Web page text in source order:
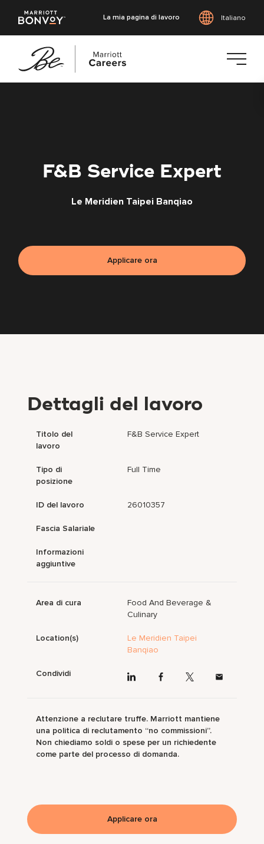
La mia pagina di lavoro Italiano
F&B Service Expert
Le Meridien Taipei Banqiao
Applicare ora
Dettagli del lavoro
Titolo del
lavoro
F&B Service Expert
Tipo di
posizione
Full Time
ID del lavoro 26010357
Fascia Salariale
Informazioni
aggiuntive
Area di cura
Food And Beverage &
Culinary
Location(s)
Le Meridien Taipei
Banqiao
Condividi
Attenzione a reclutare truffe. Marriott mantiene
una politica di reclutamento “no commissioni”.
Non chiediamo soldi o spese per un richiedente
come parte del processo di domanda.
Applicare ora